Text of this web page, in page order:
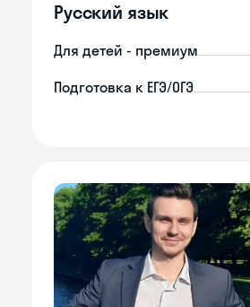
Русский язык
Для детей - премиум
Подготовка к ЕГЭ/ОГЭ